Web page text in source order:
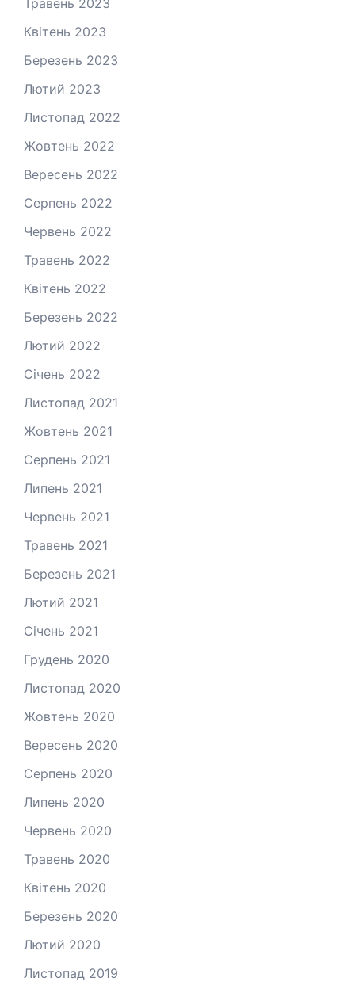
Квітень 2023
Березень 2023
Лютий 2023
Листопад 2022
Жовтень 2022
Вересень 2022
Серпень 2022
Червень 2022
Травень 2022
Квітень 2022
Березень 2022
Лютий 2022
Січень 2022
Листопад 2021
Жовтень 2021
Серпень 2021
Липень 2021
Червень 2021
Травень 2021
Березень 2021
Лютий 2021
Січень 2021
Грудень 2020
Листопад 2020
Жовтень 2020
Вересень 2020
Серпень 2020
Липень 2020
Червень 2020
Травень 2020
Квітень 2020
Березень 2020
Лютий 2020
Листопад 2019